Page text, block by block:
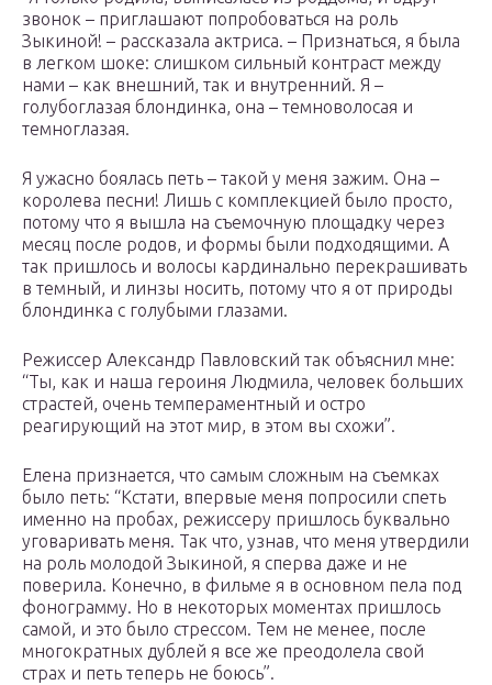
звонок – приглашают попробоваться на роль
Зыкиной! – рассказала актриса. – Признаться, я была
в легком шоке: слишком сильный контраст между
нами – как внешний, так и внутренний. Я –
голубоглазая блондинка, она – темноволосая и
темноглазая.
Я ужасно боялась петь – такой у меня зажим. Она –
королева песни! Лишь с комплекцией было просто,
потому что я вышла на съемочную площадку через
месяц после родов, и формы были подходящими. А
так пришлось и волосы кардинально перекрашивать
в темный, и линзы носить, потому что я от природы
блондинка с голубыми глазами.
Режиссер Александр Павловский так объяснил мне:
“Ты, как и наша героиня Людмила, человек больших
страстей, очень темпераментный и остро
реагирующий на этот мир, в этом вы схожи”.
Елена признается, что самым сложным на съемках
было петь: “Кстати, впервые меня попросили спеть
именно на пробах, режиссеру пришлось буквально
уговаривать меня. Так что, узнав, что меня утвердили
на роль молодой Зыкиной, я сперва даже и не
поверила. Конечно, в фильме я в основном пела под
фонограмму. Но в некоторых моментах пришлось
самой, и это было стрессом. Тем не менее, после
многократных дублей я все же преодолела свой
страх и петь теперь не боюсь”.